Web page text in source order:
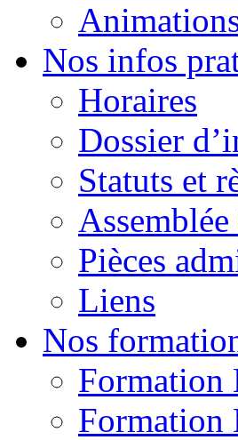
Nos infos
Horaires
Dossier
Statuts et
Pièces
Liens
Nos
Formation
Formation